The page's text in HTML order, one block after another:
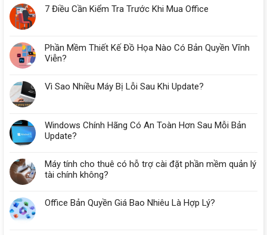
7 Điều Cần Kiểm Tra Trước Khi Mua Office
Phần Mềm Thiết Kế Đồ Họa Nào Có Bản Quyền Vĩnh
Viễn?
Vì Sao Nhiều Máy Bị Lỗi Sau Khi Update?
Windows Chính Hãng Có An Toàn Hơn Sau Mỗi Bản
Update?
Máy tính cho thuê có hỗ trợ cài đặt phần mềm quản lý
tài chính không?
Office Bản Quyền Giá Bao Nhiêu Là Hợp Lý?